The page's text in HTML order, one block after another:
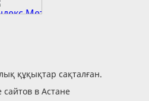
құқықтар сақталған.
сайтов в Астане